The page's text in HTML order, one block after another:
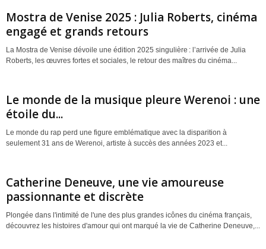
Mostra de Venise 2025 : Julia Roberts, cinéma
engagé et grands retours
La Mostra de Venise dévoile une édition 2025 singulière : l’arrivée de Julia
Roberts, les œuvres fortes et sociales, le retour des maîtres du cinéma...
Le monde de la musique pleure Werenoi : une
étoile du...
Le monde du rap perd une figure emblématique avec la disparition à
seulement 31 ans de Werenoi, artiste à succès des années 2023 et...
Catherine Deneuve, une vie amoureuse
passionnante et discrète
Plongée dans l'intimité de l'une des plus grandes icônes du cinéma français,
découvrez les histoires d'amour qui ont marqué la vie de Catherine Deneuve,...